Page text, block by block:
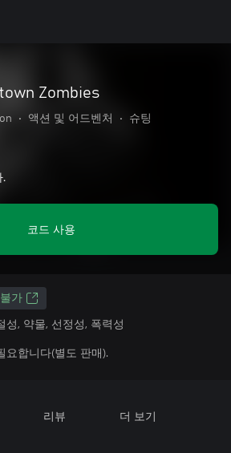
Zombies
• 액션 및 어드벤처 • 슈팅
.
코드 사용
가
성, 약물, 선정성, 폭력성
요합니다(별도 판매).
리뷰 더 보기